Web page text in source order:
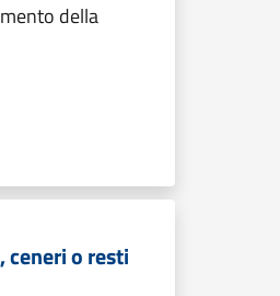
della
ceneri o resti